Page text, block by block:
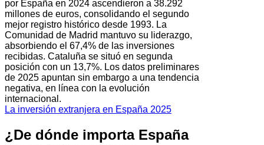
por España en 2024 ascendieron a 38.292
millones de euros, consolidando el segundo
mejor registro histórico desde 1993. La
Comunidad de Madrid mantuvo su liderazgo,
absorbiendo el 67,4% de las inversiones
recibidas. Cataluña se situó en segunda
posición con un 13,7%. Los datos preliminares
de 2025 apuntan sin embargo a una tendencia
negativa, en línea con la evolución
internacional.
La inversión extranjera en España 2025
¿De dónde importa España